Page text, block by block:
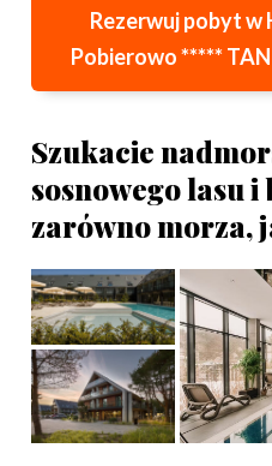
Rezerwuj pobyt w
Pobierowo *****
Szukacie
sosnowego lasu
zarówno morza,